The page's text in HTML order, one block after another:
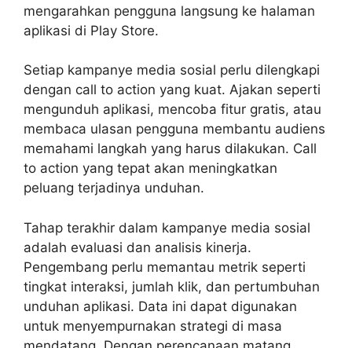
mengarahkan pengguna langsung ke halaman
aplikasi di Play Store.
Setiap kampanye media sosial perlu dilengkapi
dengan call to action yang kuat. Ajakan seperti
mengunduh aplikasi, mencoba fitur gratis, atau
membaca ulasan pengguna membantu audiens
memahami langkah yang harus dilakukan. Call
to action yang tepat akan meningkatkan
peluang terjadinya unduhan.
Tahap terakhir dalam kampanye media sosial
adalah evaluasi dan analisis kinerja.
Pengembang perlu memantau metrik seperti
tingkat interaksi, jumlah klik, dan pertumbuhan
unduhan aplikasi. Data ini dapat digunakan
untuk menyempurnakan strategi di masa